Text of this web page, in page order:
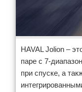
HAVAL Jolion –
паре с 7-
при спуске, а